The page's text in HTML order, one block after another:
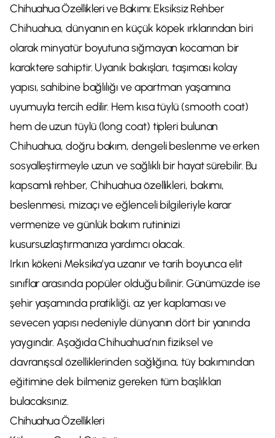
Chihuahua Özellikleri ve Bakımı: Eksiksiz Rehber
Chihuahua, dünyanın en küçük köpek ırklarından biri
olarak minyatür boyutuna sığmayan kocaman bir
karaktere sahiptir. Uyanık bakışları, taşıması kolay
yapısı, sahibine bağlılığı ve apartman yaşamına
uyumuyla tercih edilir. Hem kısa tüylü (smooth coat)
hem de uzun tüylü (long coat) tipleri bulunan
Chihuahua, doğru bakım, dengeli beslenme ve erken
sosyalleştirmeyle uzun ve sağlıklı bir hayat sürebilir. Bu
kapsamlı rehber, Chihuahua özellikleri, bakımı,
beslenmesi, mizaçı ve eğlenceli bilgileriyle karar
vermenize ve günlük bakım rutininizi
kusursuzlaştırmanıza yardımcı olacak.
Irkın kökeni Meksika’ya uzanır ve tarih boyunca elit
sınıflar arasında popüler olduğu bilinir. Günümüzde ise
şehir yaşamında pratikliği, az yer kaplaması ve
sevecen yapısı nedeniyle dünyanın dört bir yanında
yaygındır. Aşağıda Chihuahua’nın fiziksel ve
davranışsal özelliklerinden sağlığına, tüy bakımından
eğitimine dek bilmeniz gereken tüm başlıkları
bulacaksınız.
Chihuahua Özellikleri